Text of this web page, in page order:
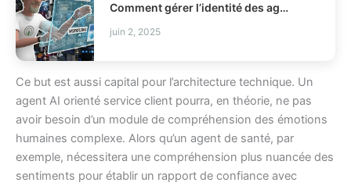
Comment gérer l’identité des agents IA en production IAM ?
juin 2, 2025
Ce but est aussi capital pour l’architecture technique. Un
agent AI orienté service client pourra, en théorie, ne pas
avoir besoin d’un module de compréhension des émotions
humaines complexe. Alors qu’un agent de santé, par
exemple, nécessitera une compréhension plus nuancée des
sentiments pour établir un rapport de confiance avec